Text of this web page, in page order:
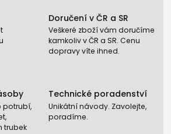
zpětnému vzdutí vody
Doručení v ČR a SR
Veškeré zboží vám doručíme
kamkoliv v ČR a SR. Cenu
dopravy víte ihned.
potrubí,
trubek
Technické poradenství
Unikátní návody. Zavolejte,
poradíme.